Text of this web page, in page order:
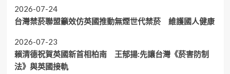
2026-07-24
台灣禁菸聯盟籲效仿英國推動無煙世代禁菸 維護國人健康
2026-07-23
賴清德祝賀英國新首相柏南 王郁揚:先讓台灣《菸害防制
法》與英國接軌